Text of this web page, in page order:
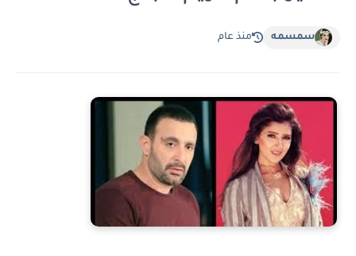
سمسمه منذ عام